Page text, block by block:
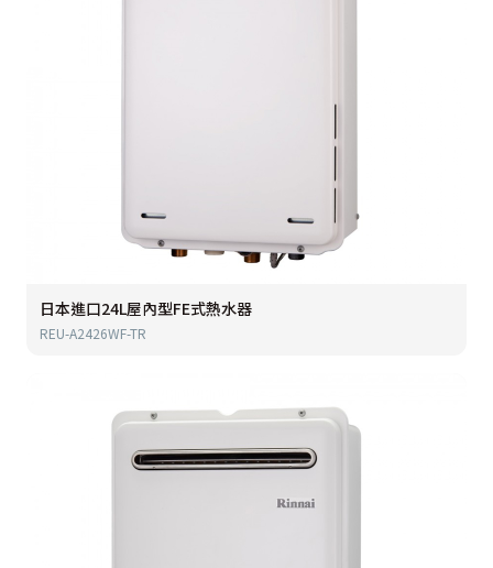
日本進口24L屋內型FE式熱水器
REU-A2426WF-TR